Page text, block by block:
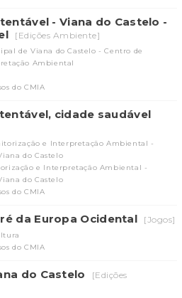
- Viana do Castelo -
[Edições Ambiente]
de Viana do Castelo - Centro de
Ambiental
do CMIA
cidade saudável
e Interpretação Ambiental -
do Castelo
e Interpretação Ambiental -
do Castelo
do CMIA
da Europa Ocidental [Jogos]
do CMIA
do Castelo
[Edições